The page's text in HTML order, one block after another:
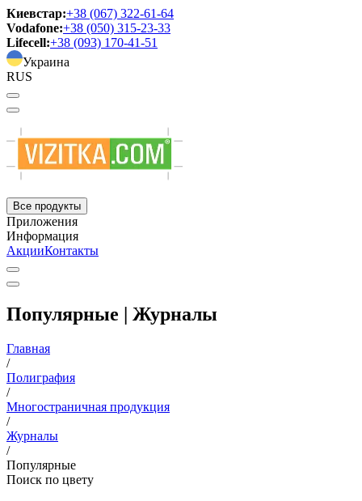
Киевстар:+38 (067) 322-61-64
Vodafone:+38 (050) 315-23-33
Lifecell:+38 (093) 170-41-51
Украина
RUS
Все продукты
Приложения
Информация
АкцииКонтакты
Популярные | Журналы
Главная
/
Полиграфия
/
Многостраничная продукция
/
Журналы
/
Популярные
Поиск по цвету